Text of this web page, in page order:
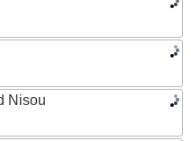
Nisou